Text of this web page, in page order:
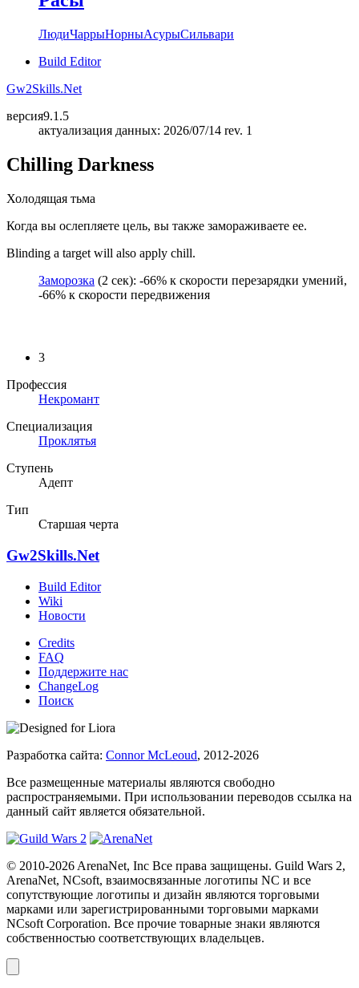
ЛюдиЧаррыНорныАсурыСильвари
Build Editor
Gw2Skills.Net
версия9.1.5
актуализация данных: 2026/07/14 rev. 1
Chilling Darkness
Холодящая тьма
Когда вы ослепляете цель, вы также замораживаете ее.
Blinding a target will also apply chill.
Заморозка (2 сек): -66% к скорости перезарядки умений,
-66% к скорости передвижения
3
Профессия
Некромант
Специализация
Проклятья
Ступень
Адепт
Тип
Старшая черта
Gw2Skills.Net
Build Editor
Wiki
Новости
Credits
FAQ
Поддержите нас
ChangeLog
Поиск
Разработка сайта: Connor McLeoud, 2012-2026
Все размещенные материалы являются свободно
распространяемыми. При использовании переводов ссылка на
данный сайт является обязательной.
© 2010-2026 ArenaNet, Inc Все права защищены. Guild Wars 2,
ArenaNet, NCsoft, взаимосвязанные логотипы NC и все
сопутствующие логотипы и дизайн являются торговыми
марками или зарегистрированными торговыми марками
NCsoft Corporation. Все прочие товарные знаки являются
собственностью соответствующих владельцев.